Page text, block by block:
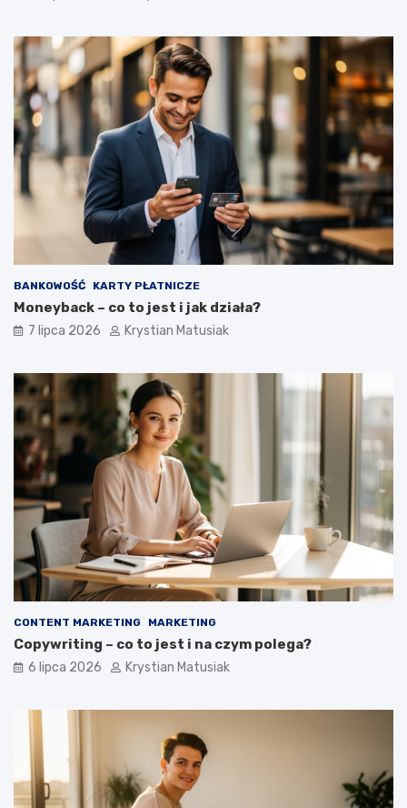
BANKOWOŚĆ KARTY PŁATNICZE
Moneyback – co to jest i jak działa?
7 lipca 2026 Krystian Matusiak
CONTENT MARKETING MARKETING
Copywriting – co to jest i na czym polega?
6 lipca 2026 Krystian Matusiak